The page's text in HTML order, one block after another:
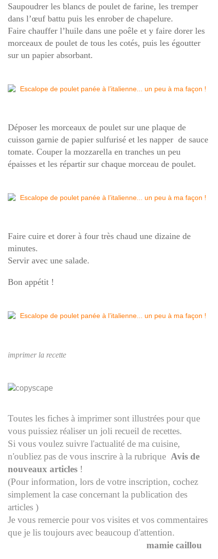
Saupoudrer les blancs de poulet de farine, les tremper
dans l’œuf battu puis les enrober de chapelure.
Faire chauffer l’huile dans une poêle et y faire dorer les
morceaux de poulet de tous les cotés, puis les égoutter
sur un papier absorbant.
Déposer les morceaux de poulet sur une plaque de
cuisson garnie de papier sulfurisé et les napper de sauce
tomate. Couper la mozzarella en tranches un peu
épaisses et les répartir sur chaque morceau de poulet.
Faire cuire et dorer à four très chaud une dizaine de
minutes.
Servir avec une salade.
Bon appétit !
imprimer la recette
Toutes les fiches à imprimer sont illustrées pour que
vous puissiez réaliser un joli recueil de recettes.
Si vous voulez suivre l'actualité de ma cuisine,
n'oubliez pas de vous inscrire à la rubrique Avis de
nouveaux articles !
(Pour information, lors de votre inscription, cochez
simplement la case concernant la publication des
articles )
Je vous remercie pour vos visites et vos commentaires
que je lis toujours avec beaucoup d'attention.
mamie caillou